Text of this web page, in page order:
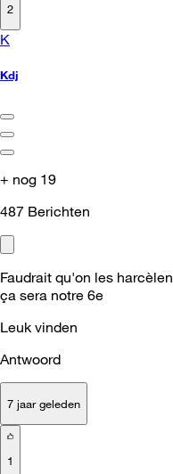
2
K
Kdj
+ nog 19
487 Berichten
Faudrait qu'on les
ça sera notre 6e
Leuk vinden
Antwoord
7 jaar geleden
1